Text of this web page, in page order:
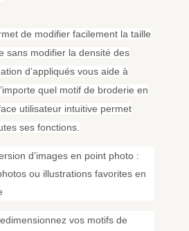
de modifier facilement la taille
sans modifier la densité des
d’appliqués vous aide à
quel motif de broderie en
utilisateur intuitive permet
ses fonctions.
d’images en point photo :
ou illustrations favorites en
vos motifs de